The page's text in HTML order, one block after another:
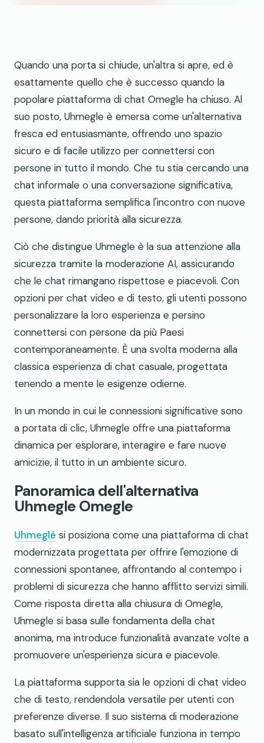
Quando una porta si chiude, un'altra si apre, ed è
esattamente quello che è successo quando la
popolare piattaforma di chat Omegle ha chiuso. Al
suo posto, Uhmegle è emersa come un'alternativa
fresca ed entusiasmante, offrendo uno spazio
sicuro e di facile utilizzo per connettersi con
persone in tutto il mondo. Che tu stia cercando una
chat informale o una conversazione significativa,
questa piattaforma semplifica l'incontro con nuove
persone, dando priorità alla sicurezza.
Ciò che distingue Uhmegle è la sua attenzione alla
sicurezza tramite la moderazione AI, assicurando
che le chat rimangano rispettose e piacevoli. Con
opzioni per chat video e di testo, gli utenti possono
personalizzare la loro esperienza e persino
connettersi con persone da più Paesi
contemporaneamente. È una svolta moderna alla
classica esperienza di chat casuale, progettata
tenendo a mente le esigenze odierne.
In un mondo in cui le connessioni significative sono
a portata di clic, Uhmegle offre una piattaforma
dinamica per esplorare, interagire e fare nuove
amicizie, il tutto in un ambiente sicuro.
Panoramica dell'alternativa
Uhmegle Omegle
Uhmeglé si posiziona come una piattaforma di chat
modernizzata progettata per offrire l'emozione di
connessioni spontanee, affrontando al contempo i
problemi di sicurezza che hanno afflitto servizi simili.
Come risposta diretta alla chiusura di Omegle,
Uhmegle si basa sulle fondamenta della chat
anonima, ma introduce funzionalità avanzate volte a
promuovere un'esperienza sicura e piacevole.
La piattaforma supporta sia le opzioni di chat video
che di testo, rendendola versatile per utenti con
preferenze diverse. Il suo sistema di moderazione
basato sull'intelligenza artificiale funziona in tempo